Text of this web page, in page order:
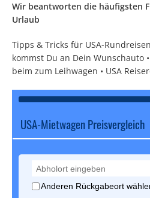
Wir beantworten die häufigsten
Urlaub
Tipps & Tricks für USA-
kommst Du an Dein Wunschauto •
beim zum Leihwagen • USA
USA-Mietwagen Preisvergleich
Anderen Rückgabeort